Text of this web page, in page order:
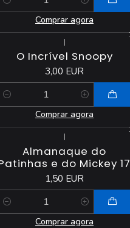
Comprar agora
|
O Incrível Snoopy
3,00 EUR
Comprar agora
|
Almanaque do
e do Mickey 17
1,50 EUR
Comprar agora